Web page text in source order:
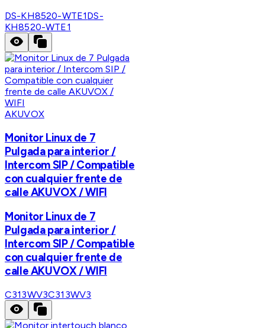
DS-KH8520-WTE1DS-
KH8520-WTE1
AKUVOX
Monitor Linux de 7
Pulgada para interior /
Intercom SIP / Compatible
con cualquier frente de
calle AKUVOX / WIFI
Monitor Linux de 7
Pulgada para interior /
Intercom SIP / Compatible
con cualquier frente de
calle AKUVOX / WIFI
C313WV3C313WV3